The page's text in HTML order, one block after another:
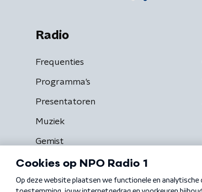
Radio
Frequenties
Programma's
Presentatoren
Muziek
Gemist